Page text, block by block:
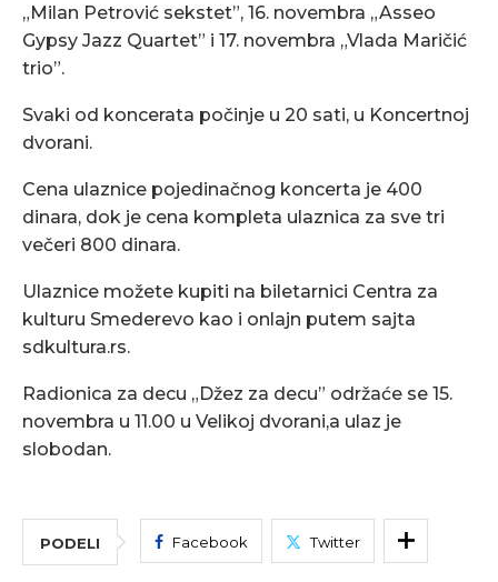
„Milan Petrović sekstet”, 16. novembra „Asseo
Gypsy Jazz Quartet” i 17. novembra „Vlada Maričić
trio”.
Svaki od koncerata počinje u 20 sati, u Koncertnoj
dvorani.
Cena ulaznice pojedinačnog koncerta je 400
dinara, dok je cena kompleta ulaznica za sve tri
večeri 800 dinara.
Ulaznice možete kupiti na biletarnici Centra za
kulturu Smederevo kao i onlajn putem sajta
sdkultura.rs.
Radionica za decu „Džez za decu” održaće se 15.
novembra u 11.00 u Velikoj dvorani,a ulaz je
slobodan.
PODELI Facebook Twitter